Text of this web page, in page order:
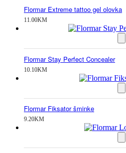
Flormar Extreme tattoo gel olovka
11.00KM
Flormar Stay Perfect Concealer
10.10KM
Flormar Fiksator šminke
9.20KM